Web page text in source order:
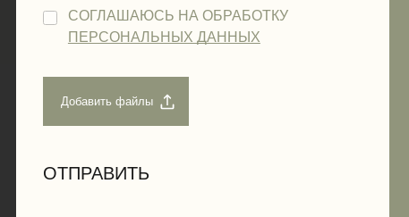
СОГЛАШАЮСЬ НА ОБРАБОТКУ
ПЕРСОНАЛЬНЫХ ДАННЫХ